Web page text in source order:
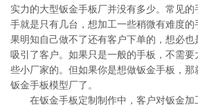
实力的大型钣金手板厂并没有多少。常见
手就是只有几台，想加工一些稍微有难度的
果明知自己做不了还有客户下单的，想必也
吸引了客户。如果只是一般的手板，不需要
些小厂家的。但如果你是想做钣金手板，那
钣金手板模型厂了。
在钣金手板定制制作中，客户对钣金加